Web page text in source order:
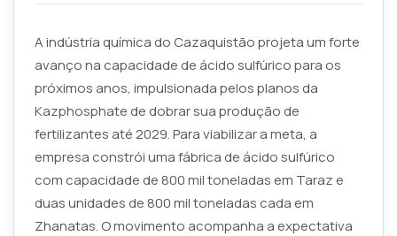
A indústria química do Cazaquistão projeta um forte
avanço na capacidade de ácido sulfúrico para os
próximos anos, impulsionada pelos planos da
Kazphosphate de dobrar sua produção de
fertilizantes até 2029. Para viabilizar a meta, a
empresa constrói uma fábrica de ácido sulfúrico
com capacidade de 800 mil toneladas em Taraz e
duas unidades de 800 mil toneladas cada em
Zhanatas. O movimento acompanha a expectativa